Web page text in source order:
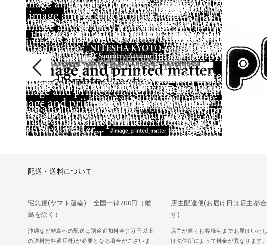
配送・送料について
宅急便(ヤマト運輸) 全国一律700円（離
島を除く）
沖縄など離島への配送は別途追加料金(1万円以上
の送料無料適用外)が必要となる場合がございま
店主配達便(お届け日は店主都合
す)
店主が自らお客様宅までお届けいた
け先住所によって料金が異なります